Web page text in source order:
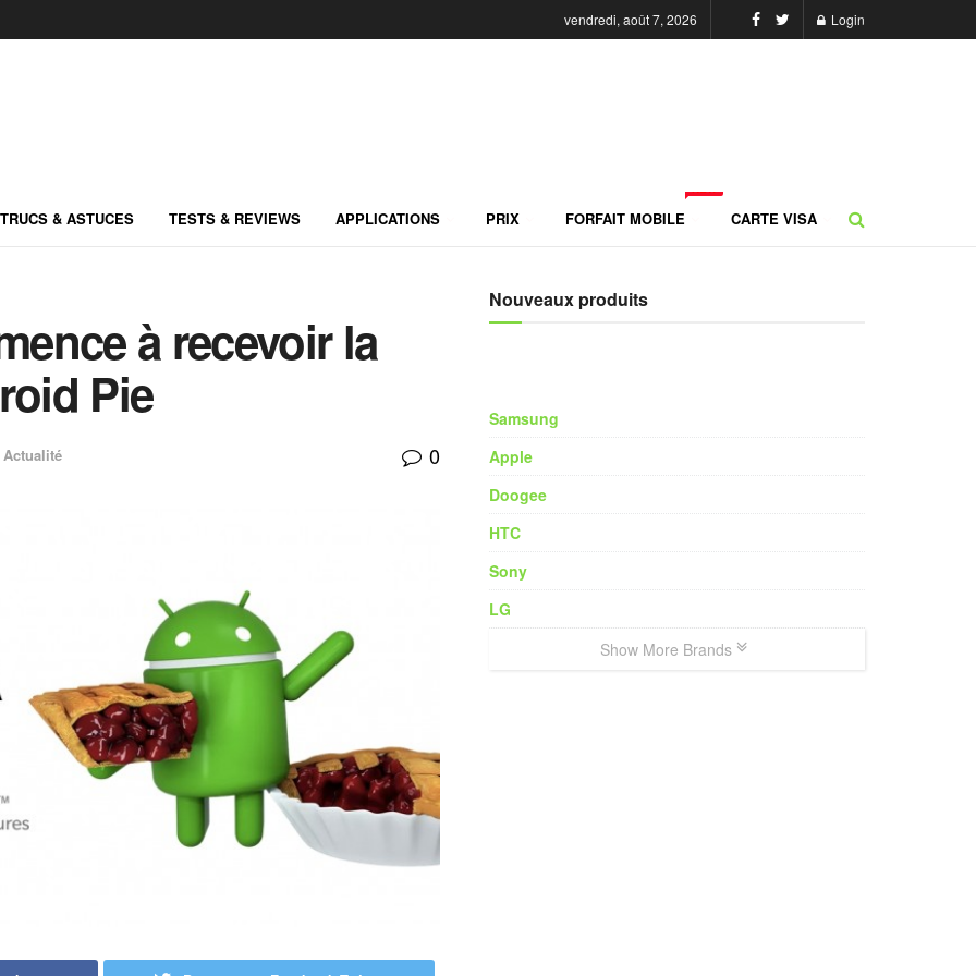
vendredi, août 7, 2026 Login
TRUCS & ASTUCES TESTS & REVIEWS APPLICATIONS PRIX FORFAIT MOBILE CARTE VISA
à recevoir la
Pie
Actualité 0
Nouveaux produits
Samsung
Apple
Doogee
HTC
Sony
LG
Show More Brands